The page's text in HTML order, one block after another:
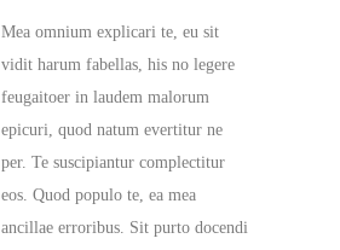
Mea omnium explicari te, eu sit
vidit harum fabellas, his no legere
feugaitoer in laudem malorum
epicuri, quod natum evertitur ne
per. Te suscipiantur complectitur
eos. Quod populo te, ea mea
ancillae erroribus. Sit purto docendi